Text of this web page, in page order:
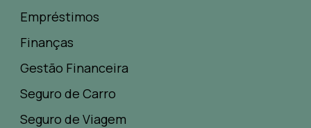
Empréstimos
Finanças
Gestão Financeira
Seguro de Carro
Seguro de Viagem